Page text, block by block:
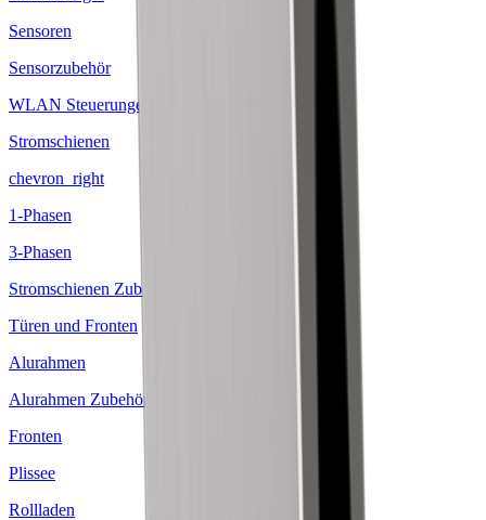
Sensoren
Sensorzubehör
WLAN Steuerungen
Stromschienen
chevron_right
1-Phasen
3-Phasen
Stromschienen Zubehör
Türen und Fronten
Alurahmen
Alurahmen Zubehör
Fronten
Plissee
Rollladen